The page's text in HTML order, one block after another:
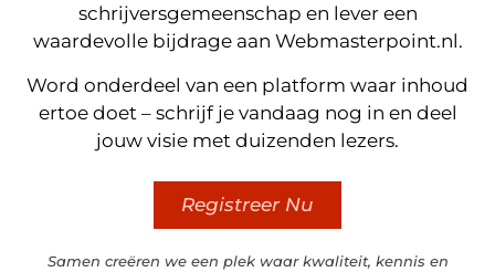
schrijversgemeenschap en lever een
waardevolle bijdrage aan Webmasterpoint.nl.
Word onderdeel van een platform waar inhoud
ertoe doet – schrijf je vandaag nog in en deel
jouw visie met duizenden lezers.
Registreer Nu
Samen creëren we een plek waar kwaliteit, kennis en